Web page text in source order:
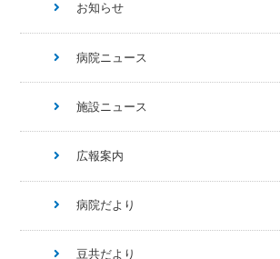
お知らせ
病院ニュース
施設ニュース
広報案内
病院だより
豆共だより